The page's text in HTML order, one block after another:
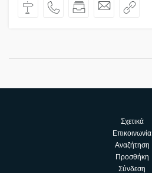
Σχετικά
Επικοινωνία
Αναζήτηση
Προσθήκη
Σύνδεση